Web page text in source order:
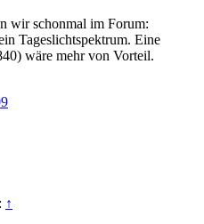
wir schonmal im Forum:
Tageslichtspektrum. Eine
wäre mehr von Vorteil.
↑